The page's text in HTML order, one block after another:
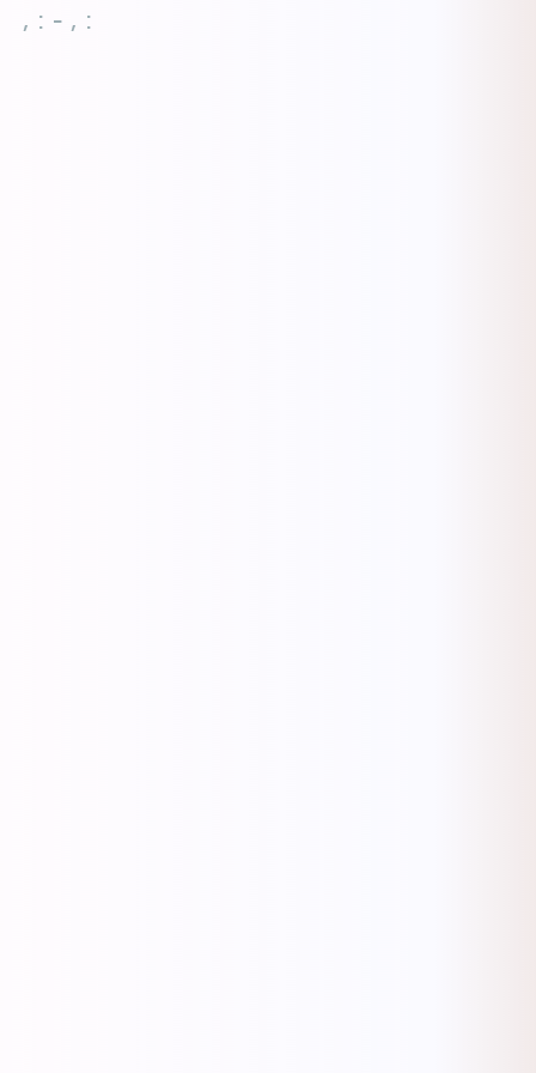
, : - , :